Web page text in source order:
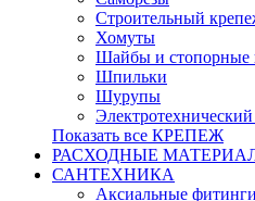
Строительный
Хомуты
Шайбы и стопорные
Шпильки
Шурупы
Показать все КРЕПЕЖ
РАСХОДНЫЕ
САНТЕХНИКА
Аксиальные фитинги